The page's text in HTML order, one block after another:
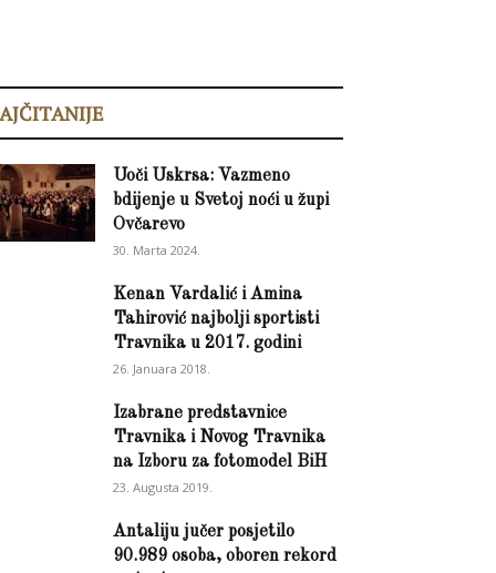
Uoči Uskrsa: Vazmeno
bdijenje u Svetoj noći u župi
Ovčarevo
30. Marta 2024.
Kenan Vardalić i Amina
Tahirović najbolji sportisti
Travnika u 2017. godini
26. Januara 2018.
Izabrane predstavnice
Travnika i Novog Travnika
na Izboru za fotomodel BiH
23. Augusta 2019.
Antaliju jučer posjetilo
90.989 osoba, oboren rekord